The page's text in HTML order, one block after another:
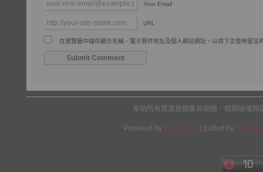
Your Email
URL
在瀏覽器中儲存顯示名稱、電子郵件地址及個人網站網址，以供下次發佈留言
本站所有資源皆搜集自網絡，相關版權
Powered by Wordpress | Edited by Yes We